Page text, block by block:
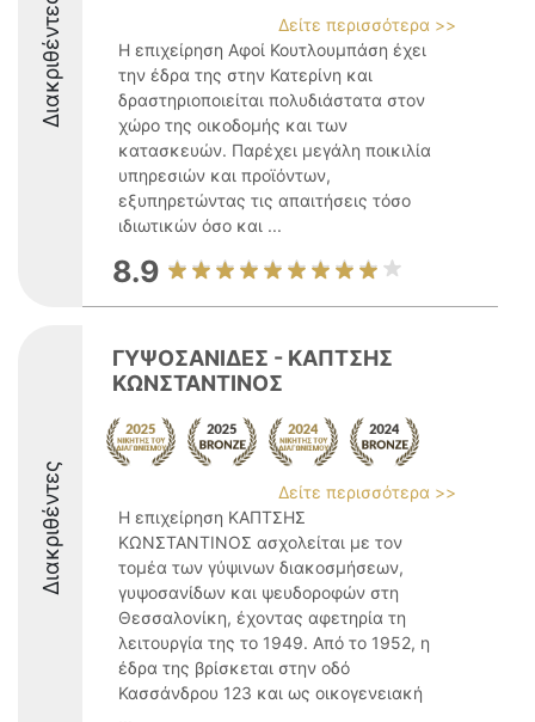
Διακριθέντες
Δείτε περισσότερα >>
Η επιχείρηση Αφοί Κουτλουμπάση έχει
την έδρα της στην Κατερίνη και
δραστηριοποιείται πολυδιάστατα στον
χώρο της οικοδομής και των
κατασκευών. Παρέχει μεγάλη ποικιλία
υπηρεσιών και προϊόντων,
εξυπηρετώντας τις απαιτήσεις τόσο
ιδιωτικών όσο και ...
8.9
Διακριθέντες
ΓΥΨΟΣΑΝΙΔΕΣ - ΚΑΠΤΣΗΣ
ΚΩΝΣΤΑΝΤΙΝΟΣ
Δείτε περισσότερα >>
Η επιχείρηση ΚΑΠΤΣΗΣ
ΚΩΝΣΤΑΝΤΙΝΟΣ ασχολείται με τον
τομέα των γύψινων διακοσμήσεων,
γυψοσανίδων και ψευδοροφών στη
Θεσσαλονίκη, έχοντας αφετηρία τη
λειτουργία της το 1949. Από το 1952, η
έδρα της βρίσκεται στην οδό
Κασσάνδρου 123 και ως οικογενειακή
...